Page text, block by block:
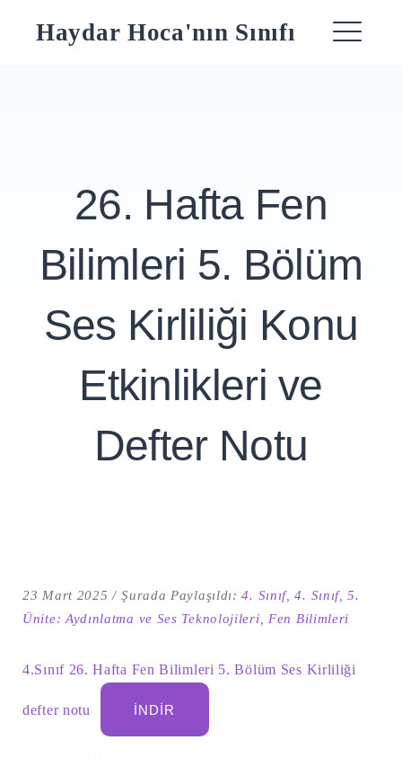
Haydar Hoca'nın Sınıfı
kelime
sonuçları:
26. Hafta Fen
Bilimleri 5. Bölüm
Ses Kirliliği Konu
Etkinlikleri ve
Defter Notu
23 Mart 2025 Şurada Paylaşıldı:4. Sınıf,4. Sınıf,5.
Ünite: Aydınlatma ve Ses Teknolojileri
Fen Bilimleri
4.Sınıf 26. Hafta Fen Bilimleri 5. Bölüm Ses Kirliliği
defter notu İNDIR